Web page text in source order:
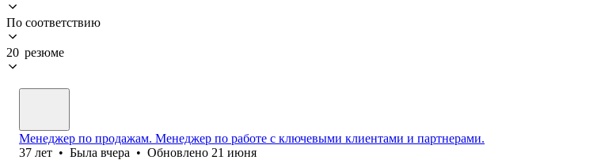
По соответствию
20 резюме
Менеджер по продажам. Менеджер по работе с ключевыми клиентами и партнерами.
37 лет • Была вчера • Обновлено 21 июня